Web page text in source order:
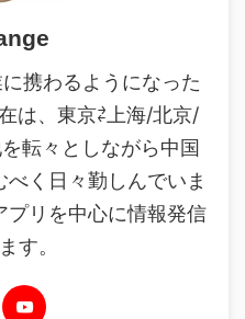
携わるようになった
は、東京⇄上海/北京/
転々としながら中国
く日々勤しんでいま
プリを中心に情報発信
す。